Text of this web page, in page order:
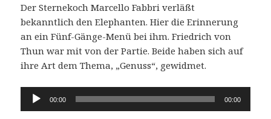
Der Sternekoch Marcello Fabbri verläßt
bekanntlich den Elephanten. Hier die Erinnerung
an ein Fünf-Gänge-Menü bei ihm. Friedrich von
Thun war mit von der Partie. Beide haben sich auf
ihre Art dem Thema, „Genuss“, gewidmet.
Audio-
00:00 00:00